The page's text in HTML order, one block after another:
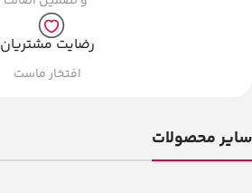
رضایت مشتریان
افتخار ماست
سایر محصولات